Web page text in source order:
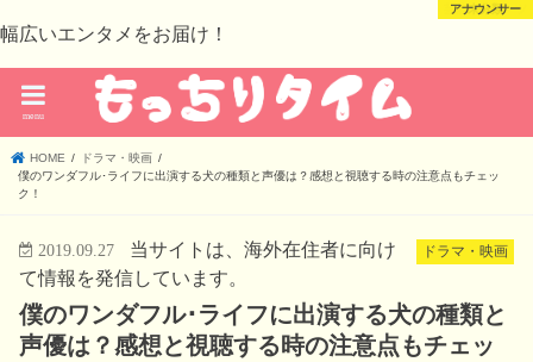
幅広いエンタメをお届け！
menu
HOME
ドラマ・映画
僕のワンダフル･ライフに出演する犬の種類と声優は？感想と視聴する時の注意点もチェッ
ク！
ドラマ・映画
2019.09.27
当サイトは、海外在住者に向け
て情報を発信しています。
僕のワンダフル･ライフに出演する犬の種類と
声優は？感想と視聴する時の注意点もチェッ
芸能・スポーツ
芸能・スポーツ
未分類
アナウンサー